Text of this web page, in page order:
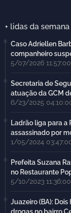
+ lidas da semana
Caso Adriellen
companheiro
5/07/2026
Secretaria de
atuação da GCM
6/23/2025
Ladrão liga para a
assassinado por
1/05/2024
Prefeita Suzana
no Restaurante
5/10/2023
Juazeiro (BA):